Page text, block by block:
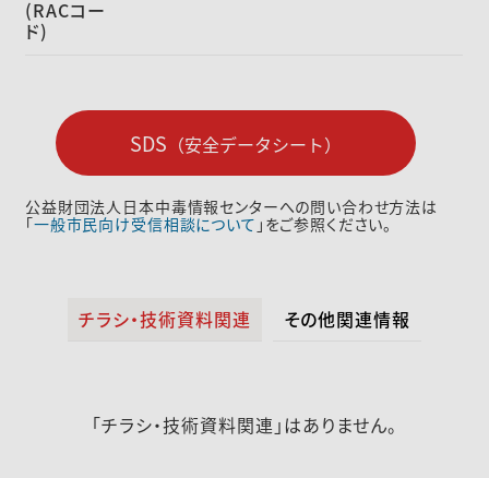
SDS （安全データシート）
公益財団法人日本中毒情報センターへの問い合わせ方法は
「一般市民向け受信相談について 」をご参照ください。
(RACコー
ド)
チラシ・技術資料関連 その他関連情報
「チラシ・技術資料関連」はありません。